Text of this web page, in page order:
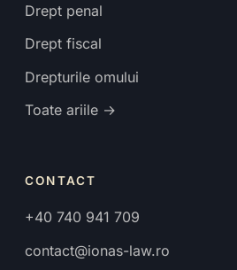
Drept penal
Drept fiscal
Drepturile omului
Toate ariile →
CONTACT
+40 740 941 709
contact@ionas-law.ro